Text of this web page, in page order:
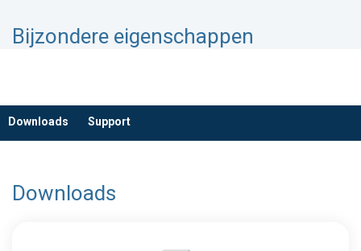
Bijzondere eigenschappen
Downloads Support
Downloads